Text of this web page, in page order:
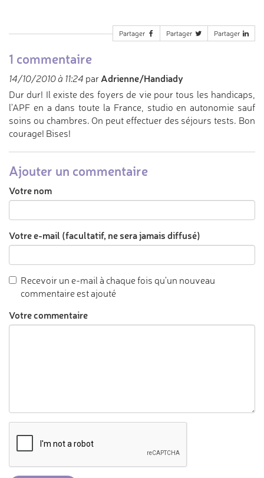
Partager Partager Partager
1 commentaire
14/10/2010 à 11:24 par Adrienne/Handiady
Dur dur! Il existe des foyers de vie pour tous les handicaps,
l'APF en a dans toute la France, studio en autonomie sauf
soins ou chambres. On peut effectuer des séjours tests. Bon
courage! Bises!
Ajouter un commentaire
Votre nom
Votre e-mail (facultatif, ne sera jamais diffusé)
Recevoir un e-mail à chaque fois qu'un nouveau
commentaire est ajouté
Votre commentaire